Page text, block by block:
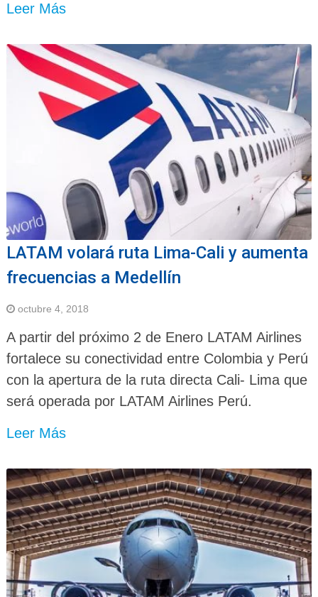
Leer Más
LATAM volará ruta Lima-Cali y aumenta
frecuencias a Medellín
octubre 4, 2018
A partir del próximo 2 de Enero LATAM Airlines
fortalece su conectividad entre Colombia y Perú
con la apertura de la ruta directa Cali- Lima que
será operada por LATAM Airlines Perú.
Leer Más